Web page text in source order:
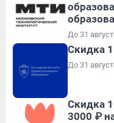
До 31
Скидка
До 31
Скидка
3000 ₽